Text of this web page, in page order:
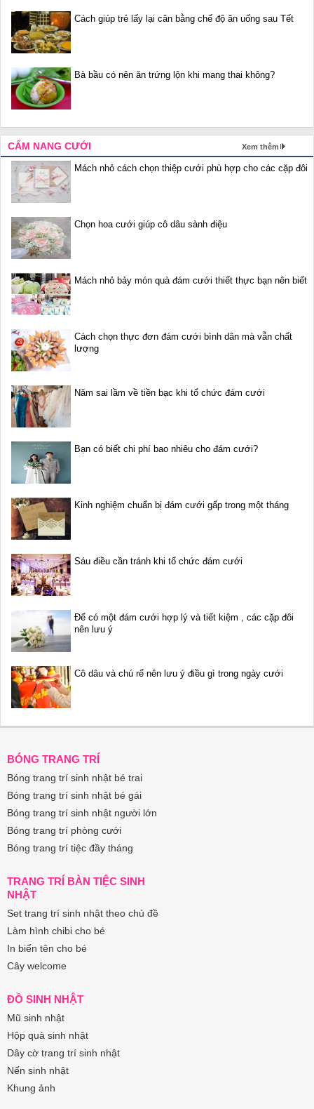
Cách giúp trẻ lấy lại cân bằng chế độ ăn uống sau Tết
Bà bầu có nên ăn trứng lộn khi mang thai không?
CẨM NANG CƯỚI Xem thêm
Mách nhỏ cách chọn thiệp cưới phù hợp cho các cặp đôi
Chọn hoa cưới giúp cô dâu sành điệu
Mách nhỏ bảy món quà đám cưới thiết thực bạn nên biết
Cách chọn thực đơn đám cưới bình dân mà vẫn chất
lượng
Năm sai lầm về tiền bạc khi tổ chức đám cưới
Bạn có biết chi phí bao nhiêu cho đám cưới?
Kinh nghiệm chuẩn bị đám cưới gấp trong một tháng
Sáu điều cần tránh khi tổ chức đám cưới
Để có một đám cưới hợp lý và tiết kiệm , các cặp đôi
nên lưu ý
Cô dâu và chú rể nên lưu ý điều gì trong ngày cưới
BÓNG TRANG TRÍ
Bóng trang trí sinh nhật bé trai
Bóng trang trí sinh nhật bé gái
Bóng trang trí sinh nhật người lớn
Bóng trang trí phòng cưới
Bóng trang trí tiệc đầy tháng
TRANG TRÍ BÀN TIỆC SINH
NHẬT
Set trang trí sinh nhật theo chủ đề
Làm hình chibi cho bé
In biển tên cho bé
Cây welcome
ĐỒ SINH NHẬT
Mũ sinh nhật
Hộp quà sinh nhật
Dây cờ trang trí sinh nhật
Nến sinh nhật
Khung ảnh